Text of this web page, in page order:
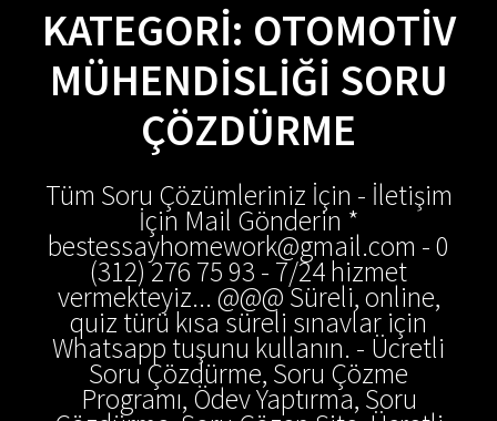
KATEGORI: OTOMOTIV
MÜHENDISLIĞI SORU
ÇÖZDÜRME
Tüm Soru Çözümleriniz İçin - İletişim
İçin Mail Gönderin *
bestessayhomework@gmail.com - 0
(312) 276 75 93 - 7/24 hizmet
vermekteyiz... @@@ Süreli, online,
quiz türü kısa süreli sınavlar için
Whatsapp tuşunu kullanın. - Ücretli
Soru Çözdürme, Soru Çözme
Programı, Ödev Yaptırma, Soru